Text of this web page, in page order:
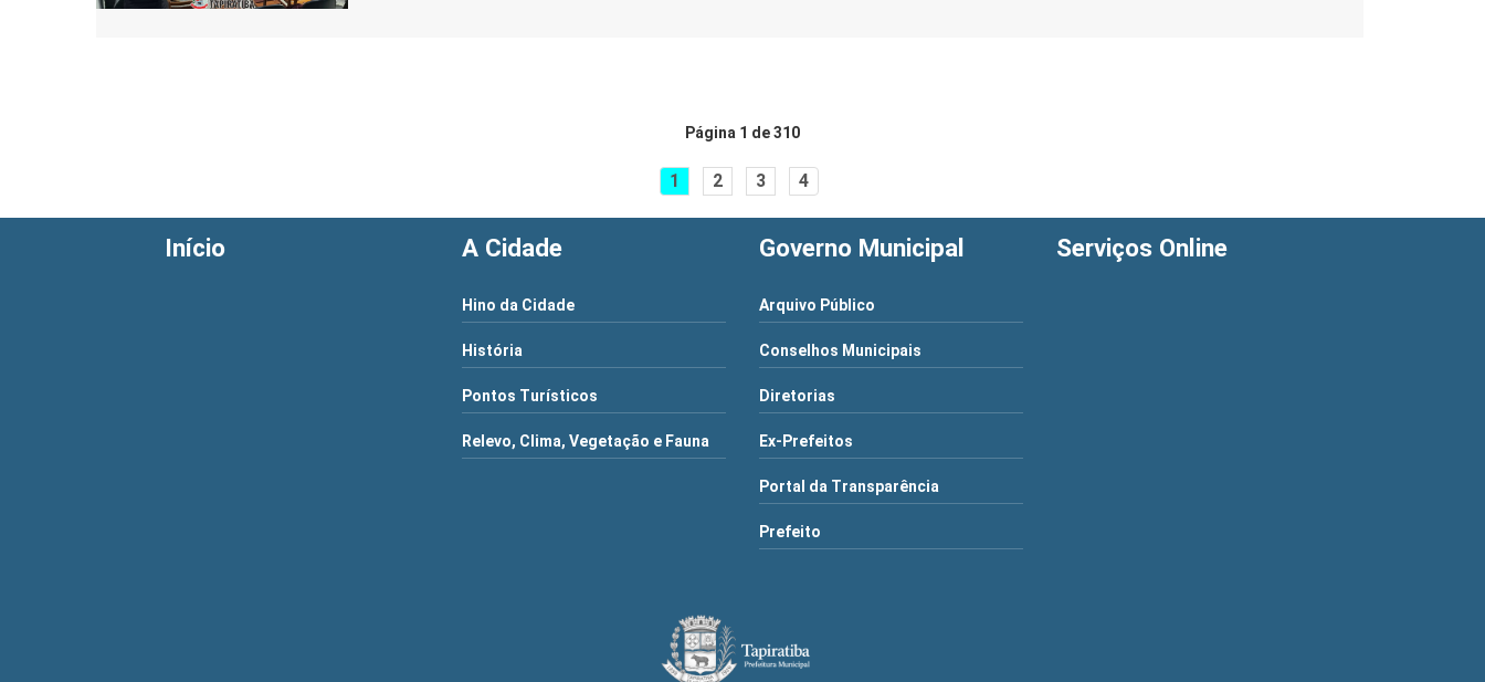
Página 1 de 310
1 2 3 4
Início A Cidade
Hino da Cidade
História
Pontos Turísticos
Relevo, Clima, Vegetação e Fauna
Governo Municipal
Arquivo Público
Conselhos Municipais
Diretorias
Ex-Prefeitos
Portal da Transparência
Prefeito
Serviços Online